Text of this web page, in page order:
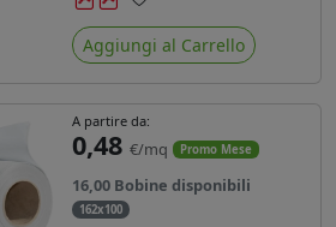
Preferiti
Aggiungi al Carrello
A partire da:
0,48 €/mq Promo Mese
16,00 Bobine disponibili
162x100